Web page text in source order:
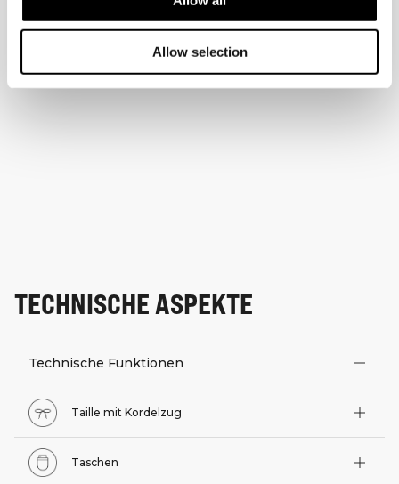
Allow selection
TECHNISCHE ASPEKTE
Technische Funktionen
Taille mit Kordelzug
Taschen